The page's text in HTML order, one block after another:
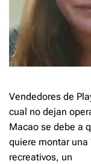
Vendedores de
cual no dejan
Macao se debe a
quiere montar una
recreativos, un